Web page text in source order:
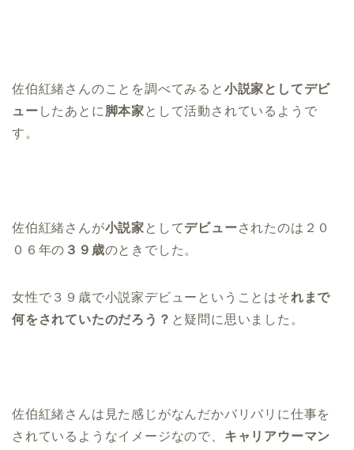
佐伯紅緒さんのことを調べてみると 小説家としてデビ
ュー したあとに 脚本家として活動されているようで
す。
佐伯紅緒さんが小説家としてデビューされたのは２０
０６年の ３９歳のときでした。
女性で３９歳で小説家デビューということはそれまで
何をされていたのだろう？ と疑問に思いました。
佐伯紅緒さんは見た感じがなんだかバリバリに仕事を
されているようなイメージなので、 キャリアウーマン